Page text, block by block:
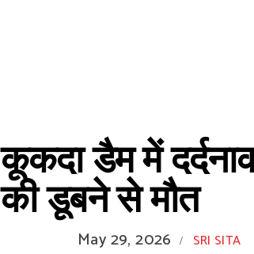
कूकदा डैम में
की डूबने से मौत
May 29, 2026 / SRI SITA